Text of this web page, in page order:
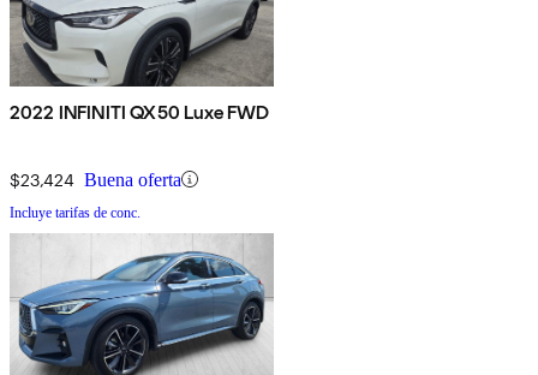
2022 INFINITI QX50 Luxe FWD
$23,424 Buena oferta
Incluye tarifas de conc.